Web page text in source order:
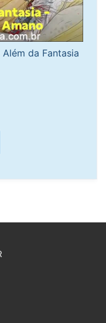
da Fantasia